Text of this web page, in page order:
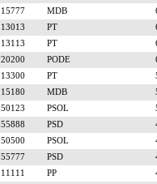
15777 MDB
13013 PT
13113 PT
20200 PODE
13300 PT
15180 MDB
50123 PSOL
55888 PSD
50500 PSOL
55777 PSD
11111 PP